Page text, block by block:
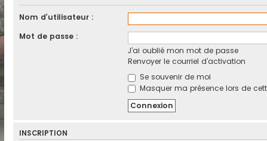
Nom d’utilisateur :
Mot de passe :
J’ai oublié mon mot de passe
Renvoyer le courriel d’activation
Se souvenir de moi
Masquer ma présence lors de
INSCRIPTION